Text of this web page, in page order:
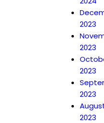
2023
2023
2023
2023
2023